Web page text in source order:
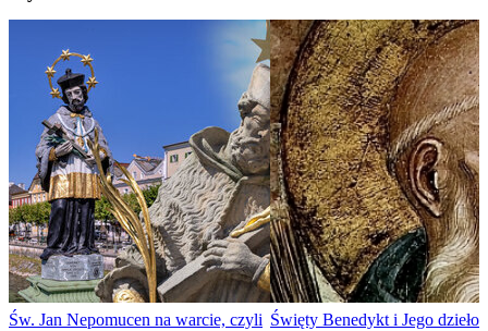
Św. Jan Nepomucen na warcie, czyli Święty Benedykt i Jego dzieło